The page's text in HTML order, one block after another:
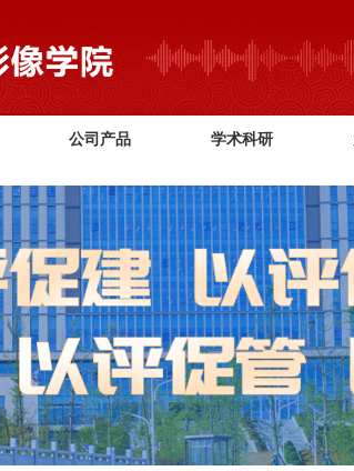
公司产品 学术科研